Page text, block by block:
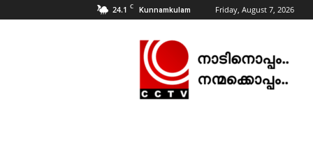
24.1 C Kunnamkulam Friday, August 7, 2026
NEWS
|
KUNNAMKULAM